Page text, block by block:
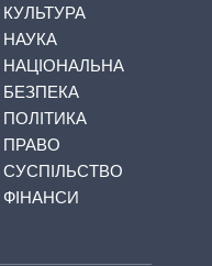
КУЛЬТУРА
НАУКА
НАЦІОНАЛЬНА
БЕЗПЕКА
ПОЛІТИКА
ПРАВО
СУСПІЛЬСТВО
ФІНАНСИ